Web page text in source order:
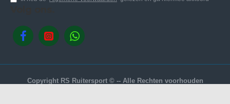
Copyright RS Ruitersport © -- Alle Rechten voorhouden